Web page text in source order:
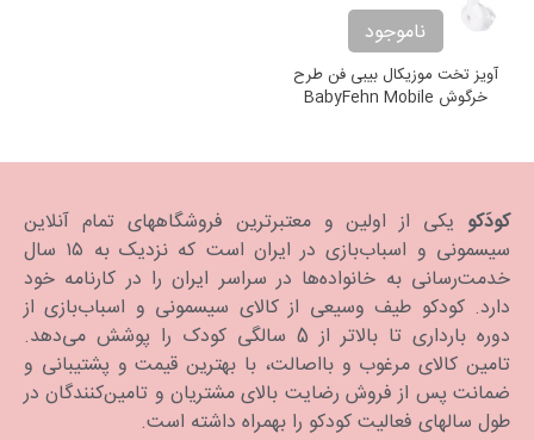
ناموجود
آويز تخت موزيکال بیبی فن طرح
خرگوش BabyFehn Mobile
کودَکو یکی از اولین و معتبرترین فروشگاههای تمام آنلاین
سیسمونی و اسباب‌بازی در ایران است که نزدیک به ۱۵ سال
خدمت‌رسانی به خانواده‌ها در سراسر ایران را در کارنامه خود
دارد. كودكو طیف وسیعی از کالای سیسمونی و اسباب‌بازی از
دوره بارداری تا بالاتر از 5 سالگی کودک را پوشش می‌دهد.
تامین کالای مرغوب و بااصالت، با بهترین قیمت و پشتیبانی و
ضمانت پس از فروش رضایت بالای مشتریان و تامین‌کنندگان در
طول سالهای فعالیت کودکو را بهمراه داشته است.